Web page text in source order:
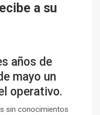
a su
años de
mayo un
operativo.
sin conocimientos